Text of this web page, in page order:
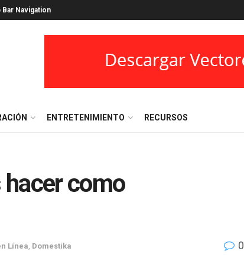
Bar Navigation
ENTRETENIMIENTO RECURSOS
hacer como
Línea Domestika 0